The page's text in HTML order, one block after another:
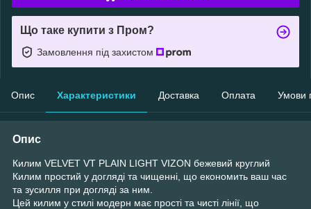
Що таке купити з Пром?
Замовлення під захистом
Опис Характеристики Доставка Оплата Умови
Опис
Килим VELVET VT PLAIN LIGHT VIZON бежевий круглий
Килим простий у догляді та чищенні, що економить ваш час
та зусилля при догляді за ним.
Цей килим у стилі модерн має прості та чисті лінії, що